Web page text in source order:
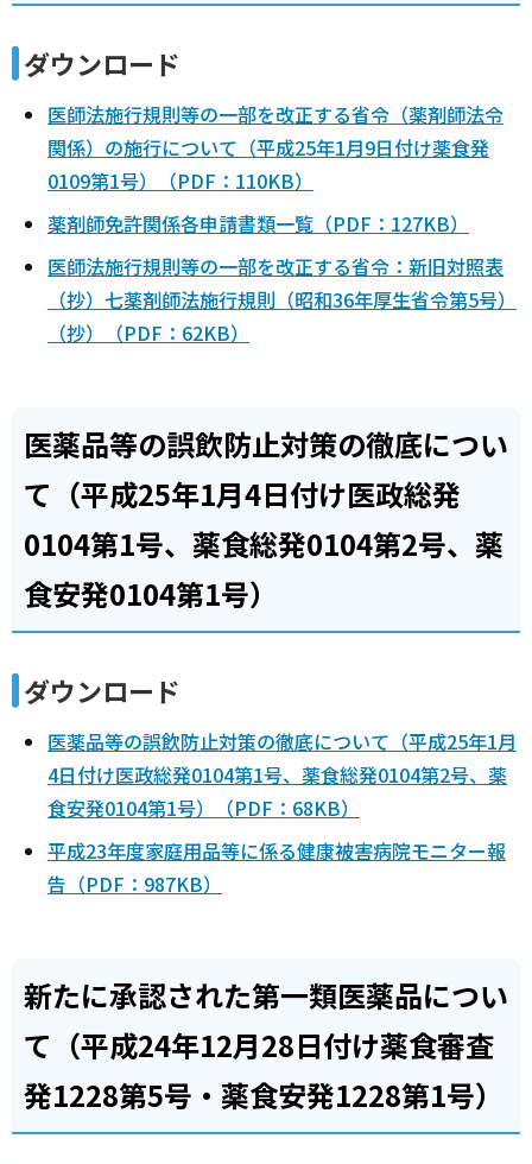
ダウンロード
医師法施行規則等の一部を改正する省令（薬剤師法令
関係）の施行について（平成25年1月9日付け薬食発
0109第1号）（PDF：110KB）
薬剤師免許関係各申請書類一覧（PDF：127KB）
医師法施行規則等の一部を改正する省令：新旧対照表
（抄）七薬剤師法施行規則（昭和36年厚生省令第5号）
（抄）（PDF：62KB）
医薬品等の誤飲防止対策の徹底につい
て（平成25年1月4日付け医政総発
0104第1号、薬食総発0104第2号、薬
食安発0104第1号）
ダウンロード
医薬品等の誤飲防止対策の徹底について（平成25年1月
4日付け医政総発0104第1号、薬食総発0104第2号、薬
食安発0104第1号）（PDF：68KB）
平成23年度家庭用品等に係る健康被害病院モニター報
告（PDF：987KB）
新たに承認された第一類医薬品につい
て（平成24年12月28日付け薬食審査
発1228第5号・薬食安発1228第1号）